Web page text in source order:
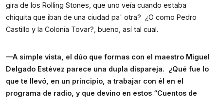
gira de los Rolling Stones, que uno veía cuando estaba
chiquita que iban de una ciudad pa´ otra?  ¿O como Pedro
Castillo y la Colonia Tovar?, bueno, así tal cual.
—A simple vista, el dúo que formas con el maestro Miguel
Delgado Estévez parece una dupla dispareja.  ¿Qué fue lo
que te llevó, en un principio, a trabajar con él en el
programa de radio, y que devino en estos “Cuentos de